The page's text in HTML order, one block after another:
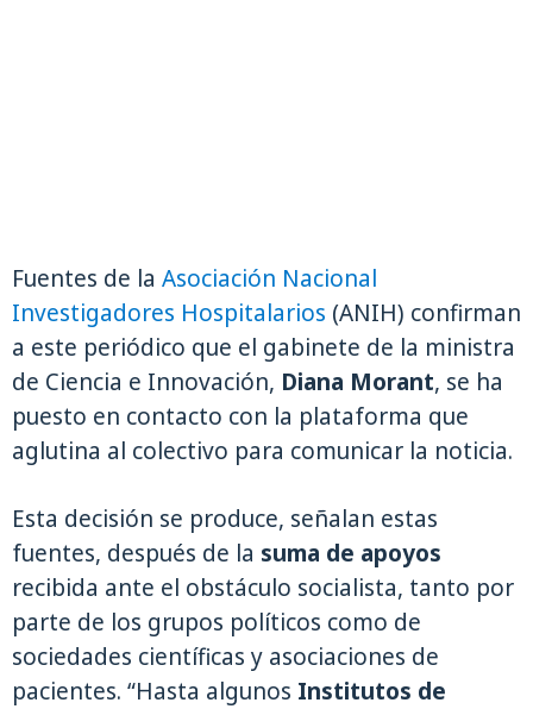
Fuentes de la Asociación Nacional
Investigadores Hospitalarios (ANIH) confirman
a este periódico que el gabinete de la ministra
de Ciencia e Innovación, Diana Morant, se ha
puesto en contacto con la plataforma que
aglutina al colectivo para comunicar la noticia.
Esta decisión se produce, señalan estas
fuentes, después de la suma de apoyos
recibida ante el obstáculo socialista, tanto por
parte de los grupos políticos como de
sociedades científicas y asociaciones de
pacientes. “Hasta algunos Institutos de